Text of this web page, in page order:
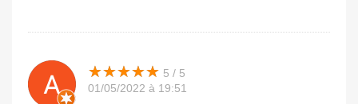
★★★★★
★★★★★ 5 / 5
01/05/2022 à 19:51